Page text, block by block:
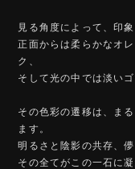
見る角度によって、印
正面からは柔らかなオ
ク、
そして光の中では淡いゴ
その色彩の遷移は、ま
ます。
明るさと陰影の共存、
その全てがこの一石に